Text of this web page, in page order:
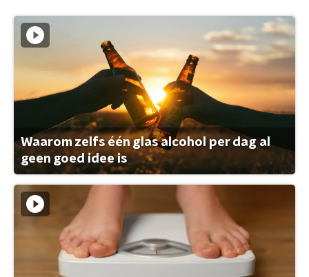
Waarom zelfs één glas alcohol per dag al
geen goed idee is